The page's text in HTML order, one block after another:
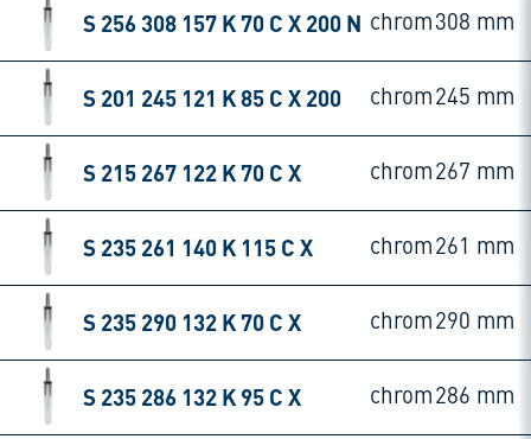
S 256 308 157 K 70 C X 200 N chrom308 mm
S 201 245 121 K 85 C X 200 chrom 245 mm
S 215 267 122 K 70 C X chrom 267 mm
S 235 261 140 K 115 C X chrom 261 mm
S 235 290 132 K 70 C X chrom 290 mm
S 235 286 132 K 95 C X chrom 286 mm